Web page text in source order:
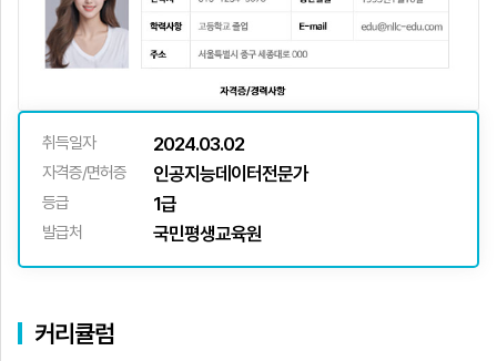
취득일자 2024.03.02
자격증/면허증 인공지능데이터전문가
등급 1급
발급처 국민평생교육원
커리큘럼